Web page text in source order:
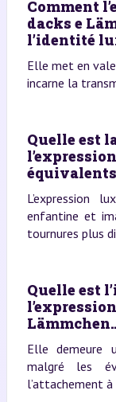
Comment
dacks e
l’identité
Elle met en
incarne la
Quelle est
L’expression
enfantine et
tournures plus
Quelle est
Elle demeure
malgré les
l’attachement